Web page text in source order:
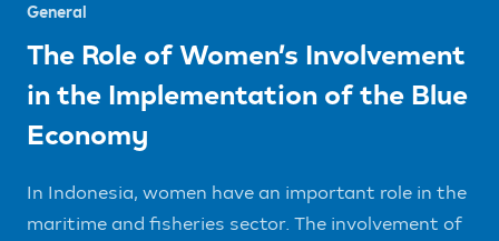
General
The Role of Women’s Involvement
in the Implementation of the Blue
Economy
In Indonesia, women have an important role in the
maritime and fisheries sector. The involvement of